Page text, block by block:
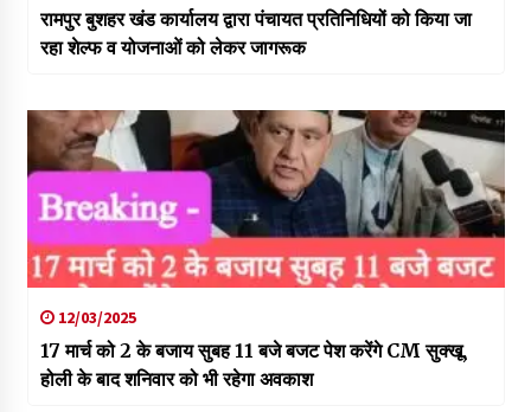
रामपुर बुशहर खंड कार्यालय द्वारा पंचायत प्रतिनिधियों को किया जा
रहा शेल्फ व योजनाओं को लेकर जागरूक
12/03/2025
17 मार्च को 2 के बजाय सुबह 11 बजे बजट पेश करेंगे CM सुक्खू,
होली के बाद शनिवार को भी रहेगा अवकाश